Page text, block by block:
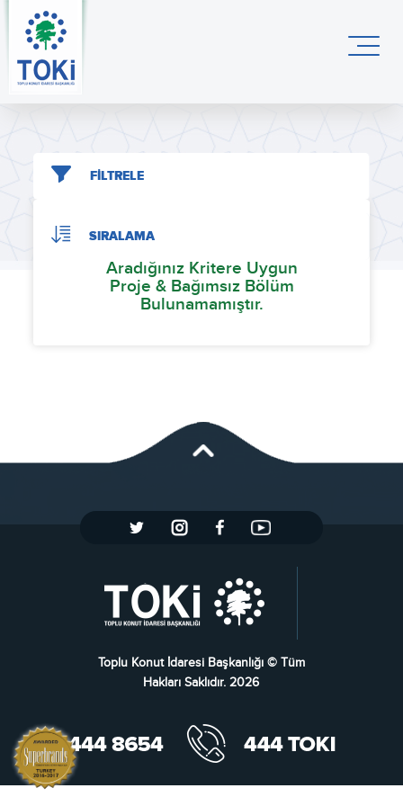
FİLTRELE
SIRALAMA
Aradığınız Kritere Uygun
Proje & Bağımsız Bölüm
Bulunamamıştır.
Toplu Konut İdaresi Başkanlığı © Tüm
Hakları Saklıdır. 2026